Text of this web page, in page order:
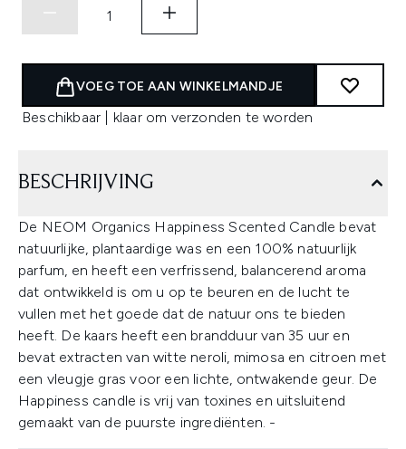
VOEG TOE AAN WINKELMANDJE
Beschikbaar | klaar om verzonden te worden
BESCHRIJVING
De NEOM Organics Happiness Scented Candle bevat
natuurlijke, plantaardige was en een 100% natuurlijk
parfum, en heeft een verfrissend, balancerend aroma
dat ontwikkeld is om u op te beuren en de lucht te
vullen met het goede dat de natuur ons te bieden
heeft. De kaars heeft een brandduur van 35 uur en
bevat extracten van witte neroli, mimosa en citroen met
een vleugje gras voor een lichte, ontwakende geur. De
Happiness candle is vrij van toxines en uitsluitend
gemaakt van de puurste ingrediënten. -